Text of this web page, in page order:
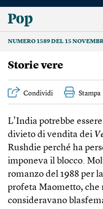
Pop
NUMERO 1589 DEL 15
Storie vere
Condividi Stampa
L’India potrebbe
divieto di vendita dei
Rushdie perché ha
imponeva il blocco.
romanzo del 1988 per
profeta Maometto,
consideravano